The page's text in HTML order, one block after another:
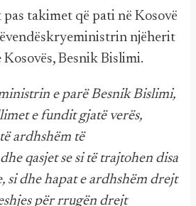
takimet që pati në Kosovë
njëherit
Besnik Bislimi.
e parë Besnik Bislimi,
e fundit gjatë verës,
ardhshëm të
qasjet se si të trajtohen disa
si dhe hapat e ardhshëm drejt
për rrugën drejt